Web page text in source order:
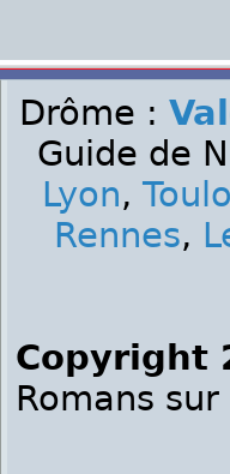
Drôme :
Guide de
Lyon,
Rennes,
Copyright
Romans